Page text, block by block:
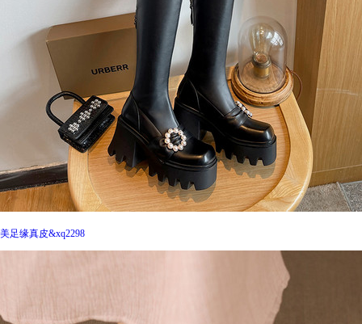
美足缘真皮&xq2298